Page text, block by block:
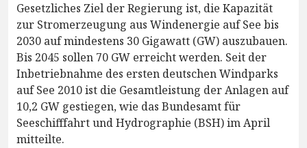
Gesetzliches Ziel der Regierung ist, die Kapazität
zur Stromerzeugung aus Windenergie auf See bis
2030 auf mindestens 30 Gigawatt (GW) auszubauen.
Bis 2045 sollen 70 GW erreicht werden. Seit der
Inbetriebnahme des ersten deutschen Windparks
auf See 2010 ist die Gesamtleistung der Anlagen auf
10,2 GW gestiegen, wie das Bundesamt für
Seeschifffahrt und Hydrographie (BSH) im April
mitteilte.